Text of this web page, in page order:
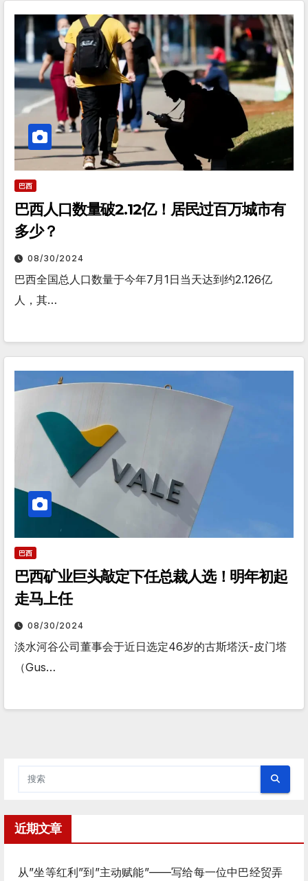
巴西
巴西人口数量破2.12亿！居民过百万城市有
多少？
08/30/2024
巴西全国总人口数量于今年7月1日当天达到约2.126亿
人，其…
巴西
巴西矿业巨头敲定下任总裁人选！明年初起
走马上任
08/30/2024
淡水河谷公司董事会于近日选定46岁的古斯塔沃-皮门塔
（Gus…
近期文章
从”坐等红利”到”主动赋能”——写给每一位中巴经贸弄